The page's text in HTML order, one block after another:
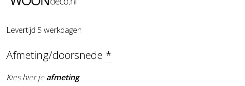
Levertijd 5 werkdagen
Afmeting/doorsnede *
Kies hier jeafmeting